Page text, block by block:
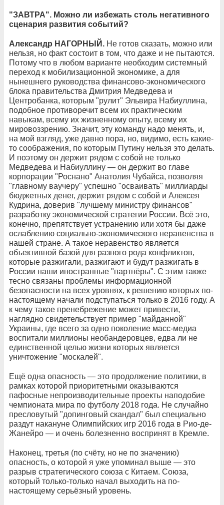
"ЗАВТРА". Можно ли избежать столь негативного
сценария развития событий?
Александр НАГОРНЫЙ. Не готов сказать, можно или
нельзя, но факт состоит в том, что даже и не пытаются.
Потому что в любом варианте необходим системный
переход к мобилизационной экономике, а для
нынешнего руководства финансово-экономического
блока правительства Дмитрия Медведева и
Центробанка, которым "рулит" Эльвира Набиуллина,
подобное противоречит всем их практическим
навыкам, всему их жизненному опыту, всему их
мировоззрению. Значит, эту команду надо менять, и,
на мой взгляд, уже давно пора, но, видимо, есть какие-
то соображения, по которым Путину нельзя это делать.
И поэтому он держит рядом с собой не только
Медведева и Набиуллину — он держит во главе
корпорации "Роснано" Анатолия Чубайса, позволяя
"главному ваучеру" успешно "осваивать" миллиарды
бюджетных денег, держит рядом с собой и Алексея
Кудрина, доверив "лучшему министру финансов"
разработку экономической стратегии России. Всё это,
конечно, препятствует устранению или хотя бы даже
ослаблению социально-экономического неравенства в
нашей стране. А такое неравенство является
объективной базой для разного рода конфликтов,
которые разжигали, разжигают и будут разжигать в
России наши иностранные "партнёры". С этим также
тесно связаны проблемы информационной
безопасности на всех уровнях, к решению которых по-
настоящему начали подступаться только в 2016 году. А
к чему такое пренебрежение может привести,
наглядно свидетельствует пример "майданной"
Украины, где всего за одно поколение масс-медиа
воспитали миллионы необандеровцев, едва ли не
единственной целью жизни которых является
уничтожение "москалей".
Ещё одна опасность — это продолжение политики, в
рамках которой приоритетными оказываются
пафосные непроизводительные проекты наподобие
чемпионата мира по футболу 2018 года. Не случайно
пресловутый "допинговый скандал" был специально
раздут накануне Олимпийских игр 2016 года в Рио-де-
Жанейро — и очень болезненно воспринят в Кремле.
Наконец, третья (по счёту, но не по значению)
опасность, о которой я уже упоминал выше — это
разрыв стратегического союза с Китаем. Союза,
который только-только начал выходить на по-
настоящему серьёзный уровень.